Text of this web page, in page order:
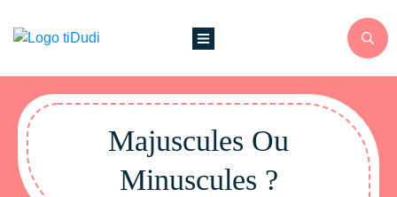
Majuscules Ou
Minuscules ?